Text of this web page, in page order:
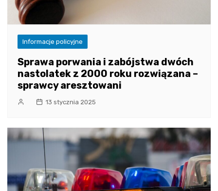
Informacje policyjne
Sprawa porwania i zabójstwa dwóch
nastolatek z 2000 roku rozwiązana –
sprawcy aresztowani
13 stycznia 2025